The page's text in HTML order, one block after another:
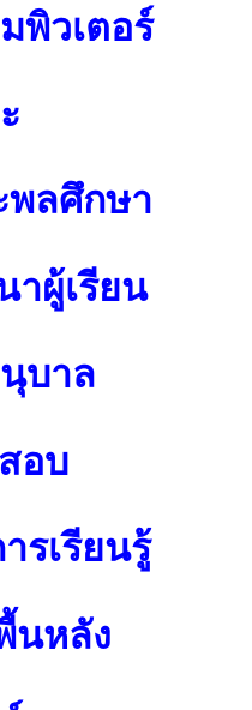
พิวเตอร์
ลศึกษา
ผู้เรียน
บาล
อบ
รเรียนรู้
นหลัง